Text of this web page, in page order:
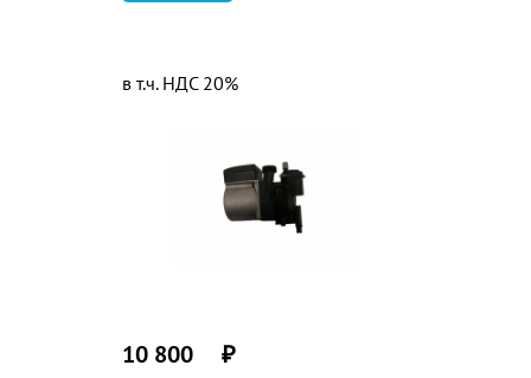
10 800 ₽
в т.ч. НДС 20%